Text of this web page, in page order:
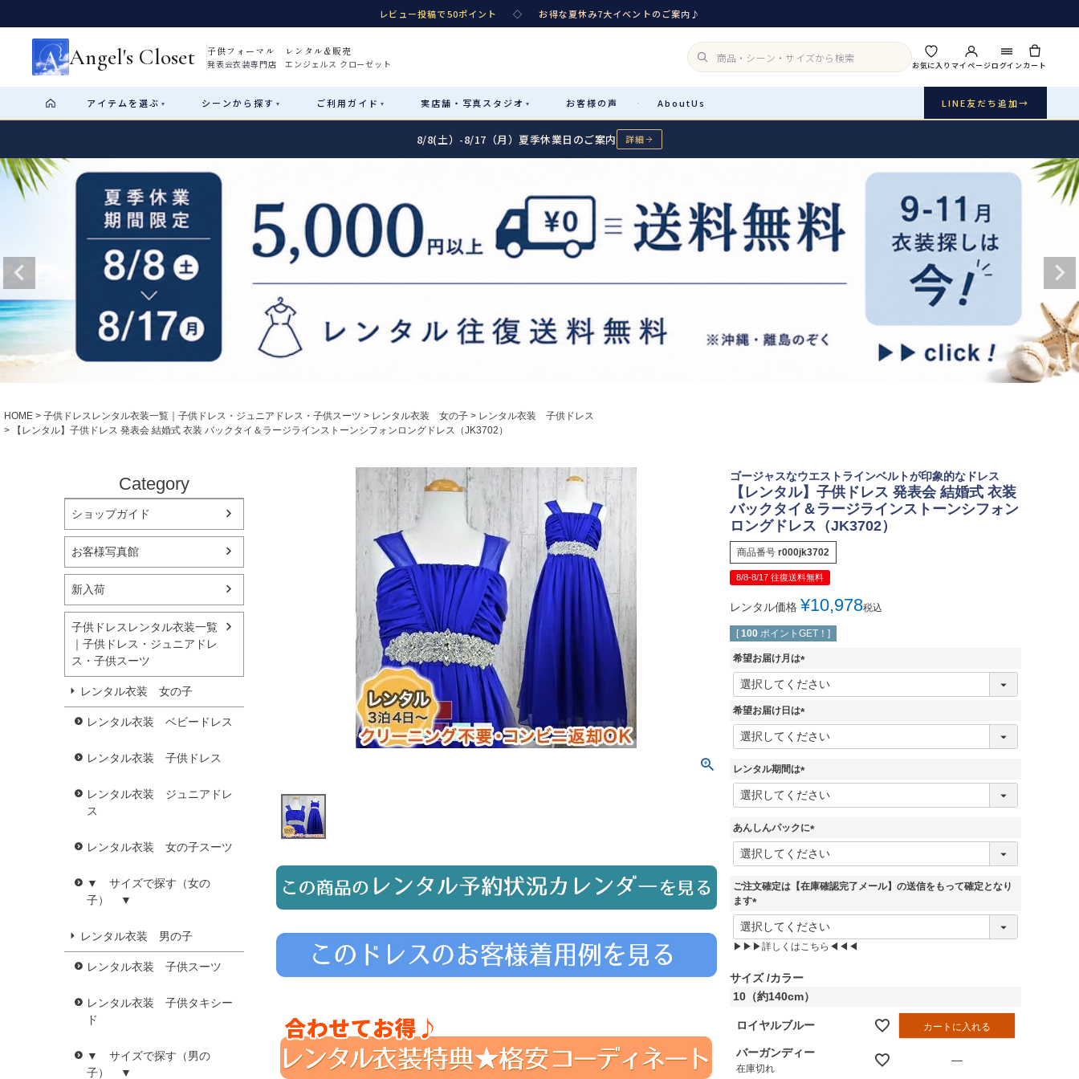
レビュー投稿で50ポイント ◇ お得な夏休み7大イベントのご案内♪
Angel's Closet 子供フォーマル レンタル&販売
発表会衣装専門店 エンジェルス クローゼット お気に入りマイページログインカート
アイテム を選ぶ ▾ シーンから探す ▾ ご利用ガイド ▾ 実店舗・ 写真スタジオ ▾ お客様の声 · AboutUs LINE友だち追加→
カテゴリ詳細 サイズで選ぶ →
レンタル
女の子ドレス 男の子スーツ
シューズ 小物・アクセ
アウター レディース
Sale
音楽雑貨
性別・サイズで絞り込む
Recital & Concours Wedding Graduation & Entrance
Start はじめに
ショップガイド（総合案内）
レンタル・販売の入口
サイズの選び方
測り方と目安
Angel's Closetについて
創業2003年からの想い
04 レンタルのご案内
予約・配送・返却・料金
05 レンタルの流れ
06 あんしんパック
汚れ・キズ・破損の補償
07 販売・共通のご案内
品質・返品・お手入れ
08 送料・お支払い
09
電話・メール・LINE
Atelier
実店舗 つくば店
Tsukuba Boutique
茨城県土浦市大町14-16-1F
営業 10:00–18:00（完全予約制）
月曜日
店舗を予約する →
Photography
写真スタジオ APS
Angel's Photo Studio
七五三・発表会・記念撮影
Web または お電話
ヘアメイク・着付け
スタジオを予約 →
8/8(土）-8/17（月）夏季休業日のご案内 詳細
HOME 子供ドレスレンタル衣装一覧｜子供ドレス・ジュニアドレス・子供スーツ レンタル衣装 女の子
レンタル衣装 子供ドレス
【レンタル】子供ドレス 発表会 結婚式 衣装 バックタイ＆ラージラインストーンシフォンロングドレス（JK3702）
Category
ショップガイド
お客様写真館
新入荷
子供ドレスレンタル衣装一覧
｜子供ドレス・ジュニアドレ
ス・子供スーツ
レンタル衣装 女の子
レンタル衣装 ベビードレス
レンタル衣装 子供ドレス
レンタル衣装 ジュニアドレ
ス
レンタル衣装 女の子スーツ
▼ サイズで探す（女の
子） ▼
レンタル衣装 男の子
レンタル衣装 子供スーツ
レンタル衣装 子供タキシー
ド
▼ サイズで探す（男の
子） ▼
ゴージャスなウエストラインベルトが印象的なドレス
【レンタル】子供ドレス 発表会 結婚式 衣装
バックタイ＆ラージラインストーンシフォン
ロングドレス（JK3702）
商品番号 r000jk3702
8/8-8/17 往復送料無料
レンタル価格 ¥10,978税込
[ 100 ポイントGET！]
希望お届け月は
(
必
希望お届け日は
(
必
)
レンタル期間は
(
必
)
あんしんパックに
(
必
)
ご注文確定は【在庫確認完了メール】の送信をもって確定となり
ます
(
必
須
▶▶▶詳しくはこちら◀◀◀
サイズ カラー
10（約140cm）
ロイヤルブルー カートに入れる
バーガンディー
在庫切れ
—